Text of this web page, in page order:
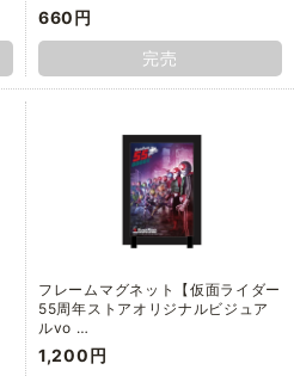
660円
完売
フレームマグネット【仮面ライダー
55周年ストアオリジナルビジュア
ルvo …
1,200円